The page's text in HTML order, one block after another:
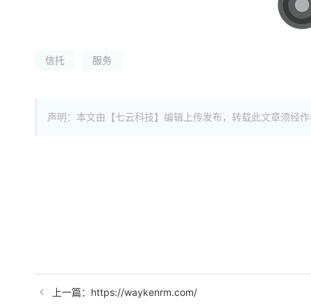
信托 服务
声明：本文由【七云科技】编辑上传发布，转载此文章须经
上一篇：https://waykenrm.com/